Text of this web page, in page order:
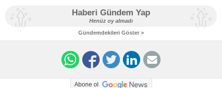
Haberi Gündem Yap
Henüz oy almadı
Gündemdekileri Göster >
Abone ol